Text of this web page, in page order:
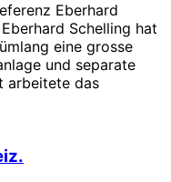
Eberhard
Schelling hat
eine grosse
und separate
arbeitete das